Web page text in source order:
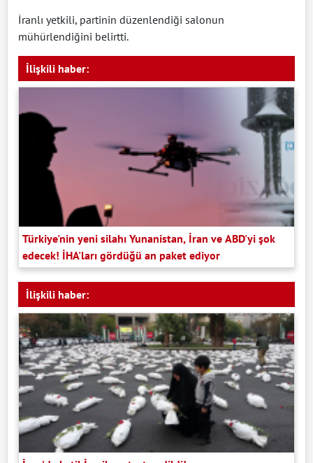
İranlı yetkili, partinin düzenlendiği salonun
mühürlendiğini belirtti.
İlişkili haber:
Türkiye'nin yeni silahı Yunanistan, İran ve ABD'yi şok
edecek! İHA'ları gördüğü an paket ediyor
İlişkili haber: